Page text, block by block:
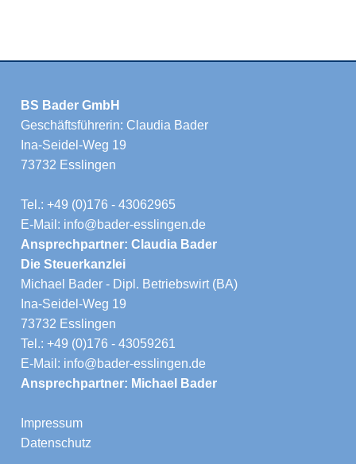
BS Bader GmbH
Geschäftsführerin: Claudia Bader
Ina-Seidel-Weg 19
73732 Esslingen
Tel.: +49 (0)176 - 43062965
E-Mail: info@bader-esslingen.de
Ansprechpartner: Claudia Bader
Die Steuerkanzlei
Michael Bader - Dipl. Betriebswirt (BA)
Ina-Seidel-Weg 19
73732 Esslingen
Tel.: +49 (0)176 - 43059261
E-Mail: info@bader-esslingen.de
Ansprechpartner: Michael Bader
Impressum
Datenschutz